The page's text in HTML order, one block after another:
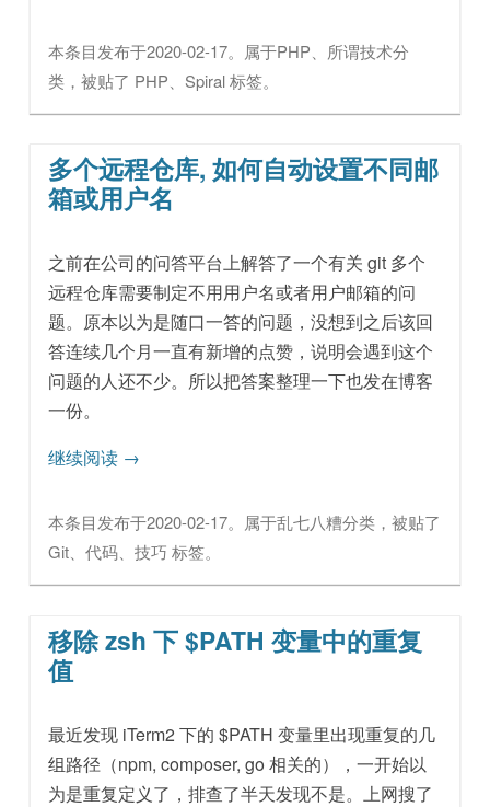
本条目发布于2020-02-17。属于PHP 所谓技术分
类，被贴了 PHP 、Spiral标签。
多个远程仓库, 如何自动设置不同邮
箱或用户名
之前在公司的问答平台上解答了一个有关 git 多个
远程仓库需要制定不用用户名或者用户邮箱的问
题。原本以为是随口一答的问题，没想到之后该回
答连续几个月一直有新增的点赞，说明会遇到这个
问题的人还不少。所以把答案整理一下也发在博客
一份。
继续阅读 →
本条目发布于2020-02-17。属于乱七八糟分类，被贴了
Git、代码、技巧 标签。
移除 zsh 下 $PATH 变量中的重复
值
最近发现 iTerm2 下的 $PATH 变量里出现重复的几
组路径（npm, composer, go 相关的），一开始以
为是重复定义了，排查了半天发现不是。上网搜了